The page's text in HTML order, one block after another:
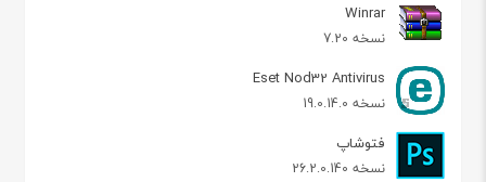
Winrar
نسخه 7.20
Eset Nod32 Antivirus
نسخه 19.0.14.0
فتوشاپ
نسخه 26.2.0.140